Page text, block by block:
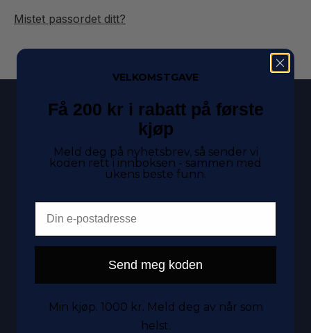
Mistet passordet ditt?
Vi selger brukte mobiler og nettbrett til norske
forbrukere. Alle enheter er testet, renset og kommer
med 12 måneders garanti.
Spar penger og miljøet
Nettbrett
VELKOMSTGAVE
Få 200 kr i rabatt på første
kjøp
Meld deg på nyhetsbrev, så sender vi
koden rett i innboksen - sammen med
ukens beste funn.
Send meg koden
Min kjøp. 1000 kr. Meld deg av når som
helst.